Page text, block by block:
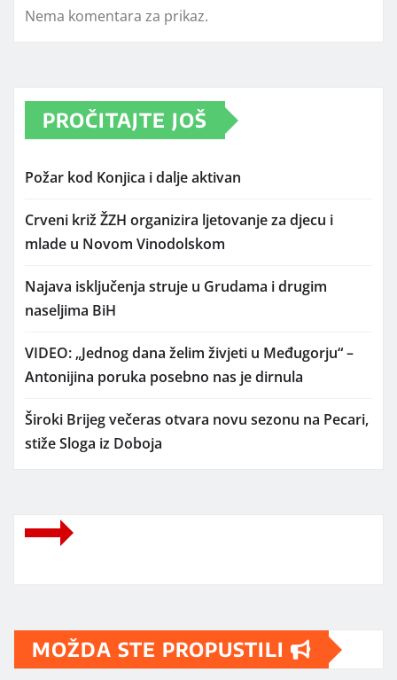
Nema komentara za prikaz.
PROČITAJTE JOŠ
Požar kod Konjica i dalje aktivan
Crveni križ ŽZH organizira ljetovanje za djecu i
mlade u Novom Vinodolskom
Najava isključenja struje u Grudama i drugim
naseljima BiH
VIDEO: „Jednog dana želim živjeti u Međugorju“ –
Antonijina poruka posebno nas je dirnula
Široki Brijeg večeras otvara novu sezonu na Pecari,
stiže Sloga iz Doboja
MOŽDA STE PROPUSTILI